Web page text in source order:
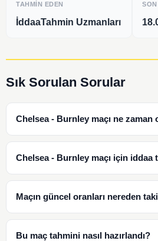
TAHMIN EDEN
İddaaTahmin Uzmanları
Sık Sorulan Sorular
Chelsea - Burnley maçı ne zaman
Chelsea - Burnley maçı için iddaa
Maçın güncel oranları nereden
Bu maç tahmini nasıl hazırlandı?